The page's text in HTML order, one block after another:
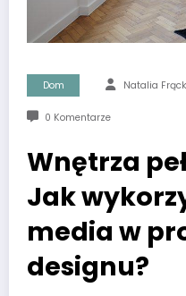
Dom Natalia
0 Komentarze
Wnętrza
Jak
media w
designu?